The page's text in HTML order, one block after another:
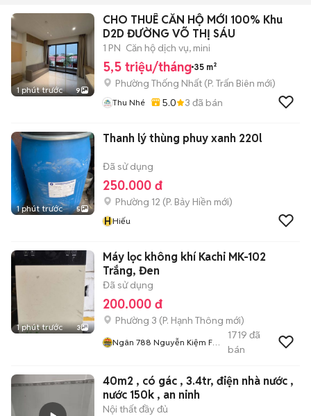
1 phút trước 9
CHO THUÊ CĂN HỘ MỚI 100% Khu
D2D ĐƯỜNG VÕ THỊ SÁU
1 PN Căn hộ dịch vụ, mini
5,5 triệu/tháng 35 m²
Phường Thống Nhất (P. Trấn Biên mới)
Thu Nhé 5.0 3 đã bán
1 phút trước 5
Thanh lý thùng phuy xanh 220l
Đã sử dụng
250.000 đ
Phường 12 (P. Bảy Hiền mới)
HHiếu
1 phút trước 3
Máy lọc không khí Kachi MK-102
Trắng, Đen
Đã sử dụng
200.000 đ
Phường 3 (P. Hạnh Thông mới)
Ngân 788 Nguyễn Kiệm F3
1719 đã
bán
40m2 , có gác , 3.4tr, điện nhà nước ,
nước 150k , an ninh
Nội thất đầy đủ